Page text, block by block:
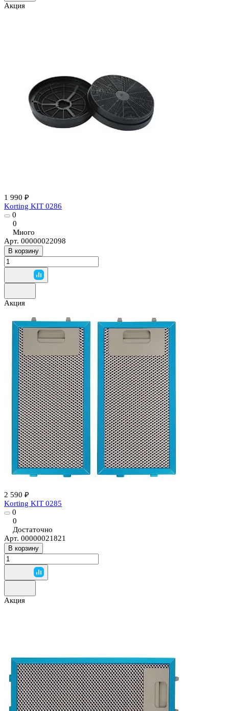
Акция
1 990 ₽
Korting KIT 0286
0
0
Много
Арт. 00000022098
В корзину
Акция
2 590 ₽
Korting KIT 0285
0
0
Достаточно
Арт. 00000021821
В корзину
Акция